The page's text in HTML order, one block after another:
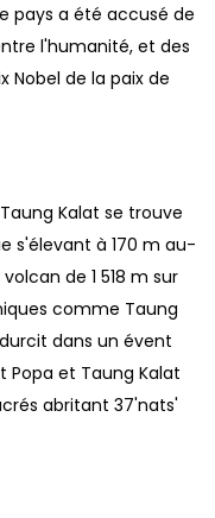
pays a été accusé de
l'humanité, et des
Nobel de la paix de
Kalat se trouve
s'élevant à 170 m au-
de 1 518 m sur
comme Taung
dans un évent
Popa et Taung Kalat
abritant 37'nats'